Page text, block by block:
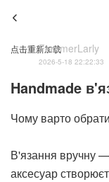
点击重新加载FerumerLarly
2026-5-18 22:22:33
Handmade
Чому варто
В'язання вручну
аксесуар